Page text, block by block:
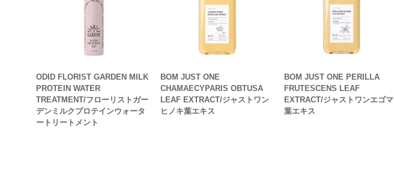
ODID FLORIST GARDEN MILK
PROTEIN WATER
TREATMENT/フローリストガー
デンミルクプロテインウォータ
ートリートメント
BOM JUST ONE
CHAMAECYPARIS OBTUSA
LEAF EXTRACT/ジャストワン
ヒノキ葉エキス
BOM JUST ONE PERILLA
FRUTESCENS LEAF
EXTRACT/ジャストワンエゴマ
葉エキス